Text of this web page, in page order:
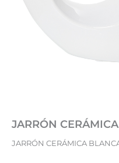
JARRÓN
JARRÓN CERÁMICA